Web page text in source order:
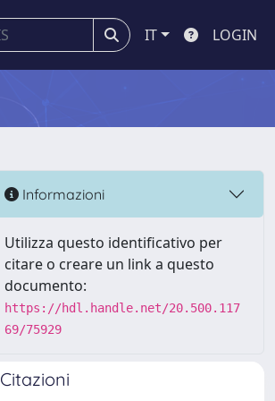
IT LOGIN
Informazioni
Utilizza questo identificativo per
citare o creare un link a questo
documento:
https://hdl.handle.net/20.500.117
69/75929
Citazioni